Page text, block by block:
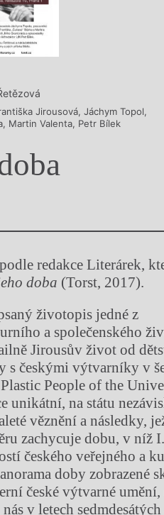
Jirousová, Jáchym Topol,
, Martin Valenta, Petr Bílek
redakce Literárek,
doba (Torst, 2017).
životopis jedné z
a společenského
Jirousův život od
s českými výtvarníky v
People of the
unikátní, na státu
věznění a následky,
zachycuje dobu, v níž
českého veřejného a
doby zobrazené
české výtvarné
v letech sedmdesátých